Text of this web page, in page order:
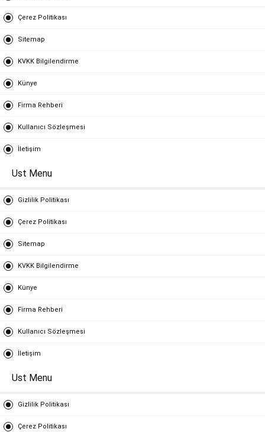
Çerez Politikası
Sitemap
KVKK Bilgilendirme
Künye
Firma Rehberi
Kullanıcı Sözleşmesi
İletişim
Ust Menu
Gizlilik Politikası
Çerez Politikası
Sitemap
KVKK Bilgilendirme
Künye
Firma Rehberi
Kullanıcı Sözleşmesi
İletişim
Ust Menu
Gizlilik Politikası
Çerez Politikası